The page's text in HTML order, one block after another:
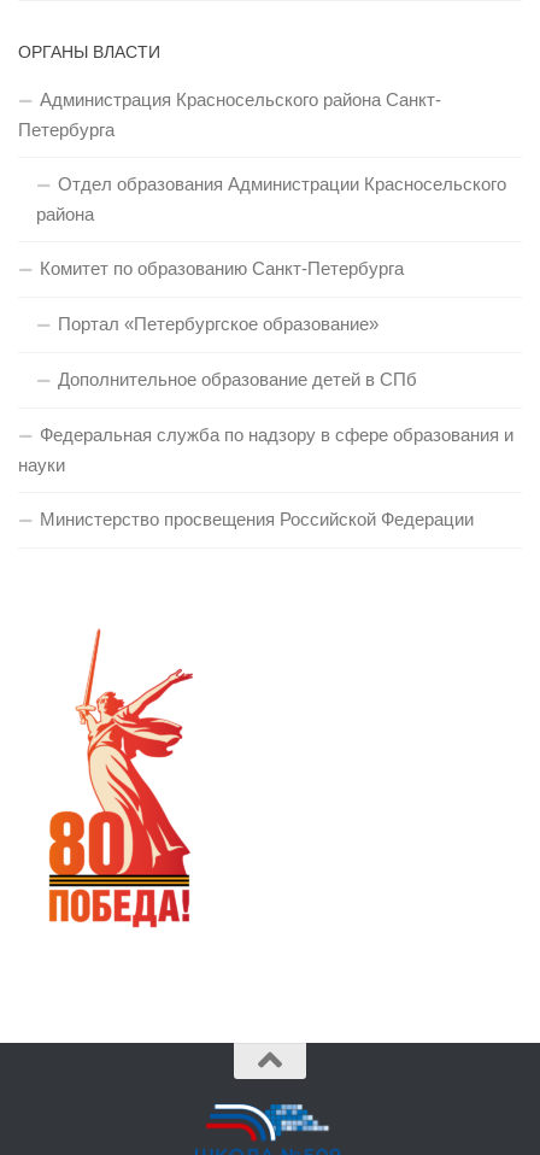
ОРГАНЫ ВЛАСТИ
Администрация Красносельского района Санкт-
Петербурга
Отдел образования Администрации Красносельского
района
Комитет по образованию Санкт-Петербурга
Портал «Петербургское образование»
Дополнительное образование детей в СПб
Федеральная служба по надзору в сфере образования и
науки
Министерство просвещения Российской Федерации